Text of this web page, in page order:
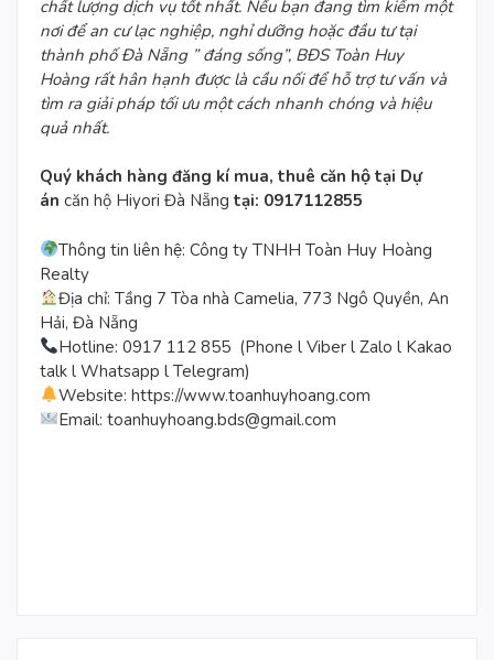
chất lượng dịch vụ tốt nhất. Nếu bạn đang tìm kiếm một
nơi để an cư lạc nghiệp, nghỉ dưỡng hoặc đầu tư tại
thành phố Đà Nẵng ” đáng sống”, BĐS Toàn Huy
Hoàng rất hân hạnh được là cầu nối để hỗ trợ tư vấn và
tìm ra giải pháp tối ưu một cách nhanh chóng và hiệu
quả nhất.
Quý khách hàng đăng kí mua, thuê căn hộ tại Dự
án căn hộ Hiyori Đà Nẵng tại: 0917112855
Thông tin liên hệ: Công ty TNHH Toàn Huy Hoàng
Realty
Địa chỉ: Tầng 7 Tòa nhà Camelia, 773 Ngô Quyền, An
Hải, Đà Nẵng
Hotline: 0917 112 855 (Phone l Viber l Zalo l Kakao
talk l Whatsapp l Telegram)
Website: https://www.toanhuyhoang.com
Email: toanhuyhoang.bds@gmail.com